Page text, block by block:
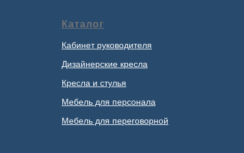
Каталог
Кабинет руководителя
Дизайнерские кресла
Кресла и стулья
Мебель для персонала
Мебель для переговорной